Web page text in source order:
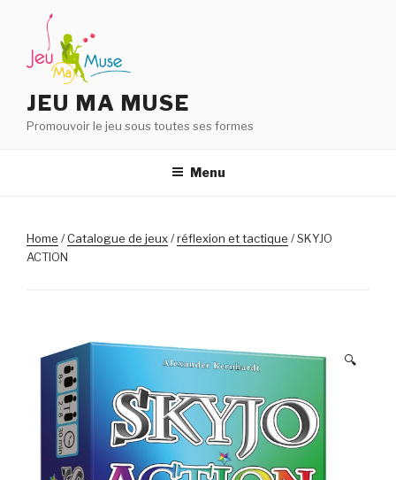
contenu
principal
JEU MA MUSE
Promouvoir le jeu sous toutes ses formes
Menu
Home /Catalogue de jeux/réflexion et tactique / SKYJO
ACTION
🔍